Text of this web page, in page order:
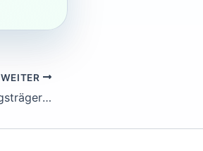
WEITER
OpenAI o1 startet: Was Entscheidungsträger jetzt wissen müssen